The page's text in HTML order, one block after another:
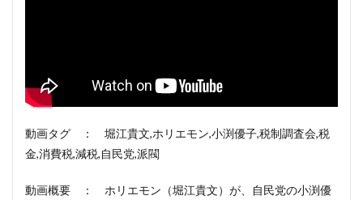
動画タグ ： 堀江貴文,ホリエモン,小渕優子,税制調査会,税
金,消費税,減税,自民党,派閥
動画概要 ： ホリエモン（堀江貴文）が、自民党の小渕優